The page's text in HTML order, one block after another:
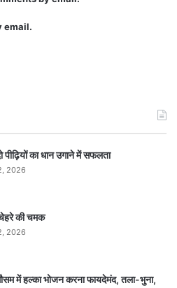
और इस विश्व कप में अपना
10 चौके और छह छक्के लगाए।
ने आउट किया। बेयरस्टो को
मैन ऑफ दी मैच का पुरस्कार
ही ओवर में कप्तान इयोन
कर इंग्लैंड के रन रेट पर अंकुश
को आउट करने के बाद शमी
email.
पीढ़ियों का धान उगाने में सफलता
2026
की चमक
2026
में हल्का भोजन करना फायदेमंद, तला-भुना,